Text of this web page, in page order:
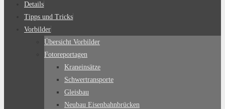
Details
Tipps und Tricks
Vorbilder
Übersicht Vorbilder
Fotoreportagen
Kraneinsätze
Schwertransporte
Gleisbau
Neubau Eisenbahnbrücken